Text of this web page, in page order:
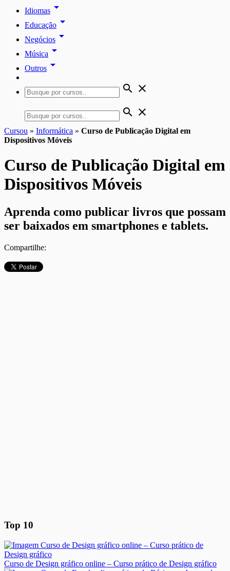
Idiomas arrow_drop_down
Educação arrow_drop_down
Negócios arrow_drop_down
Música arrow_drop_down
Outros arrow_drop_down
search close
search close
Cursou » Informática » Curso de Publicação Digital em
Dispositivos Móveis
Curso de Publicação Digital em
Dispositivos Móveis
Aprenda como publicar livros que possam
ser baixados em smartphones e tablets.
Compartilhe:
Top 10
Curso de Design gráfico online – Curso prático de Design gráfico